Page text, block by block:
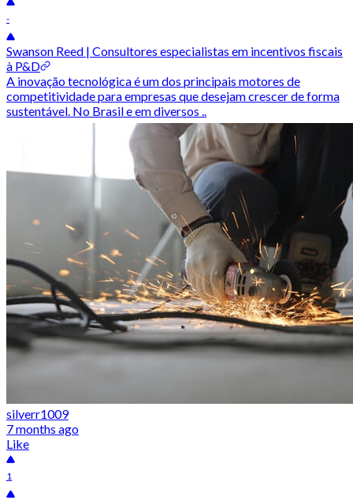
-
Swanson Reed | Consultores especialistas em incentivos fiscais
à P&D
A inovação tecnológica é um dos principais motores de
competitividade para empresas que desejam crescer de forma
sustentável. No Brasil e em diversos ..
silverr1009
7 months ago
Like
1